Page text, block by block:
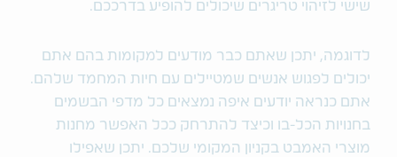
שישי לזיהוי טריגרים שיכולים להופיע בדרככם.
לדוגמה, יתכן שאתם כבר מודעים למקומות בהם אתם
יכולים לפגוש אנשים שמטיילים עם חיות המחמד שלהם.
אתם כנראה יודעים איפה נמצאים כל מדפי הבשמים
בחנויות הכל-בו וכיצד להתרחק ככל האפשר מחנות
מוצרי האמבט בקניון המקומי שלכם. יתכן שאפילו